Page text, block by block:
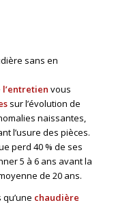
sans en
l’entretien vous
sur l’évolution de
naissantes,
l’usure des pièces.
perd 40 % de ses
5 à 6 ans avant la
de 20 ans.
chaudière